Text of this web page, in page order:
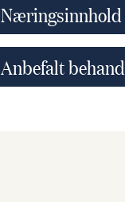
Næringsinnhold
Anbefalt